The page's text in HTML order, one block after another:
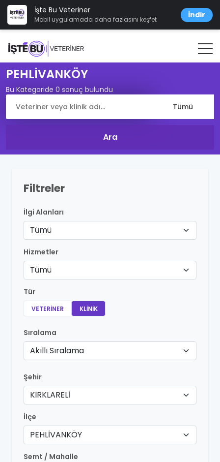
İşte Bu Veteriner
Mobil uygulamada daha fazlasını keşfet İndir
PEHLİVANKÖY
Bu Kategoride 0 sonuç bulundu
Filtreler
İlgi Alanları
Tümü
Hizmetler
Tümü
Tür
VETERINER KLINIK
Sıralama
Akıllı Sıralama
Şehir
KIRKLARELİ
İlçe
PEHLİVANKÖY
Semt / Mahalle